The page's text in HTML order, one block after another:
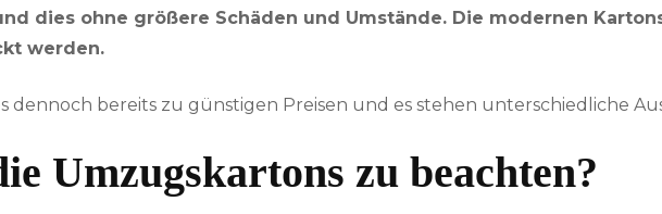
dies ohne größere Schäden und Umstände. Die modernen
werden.
dennoch bereits zu günstigen Preisen und es stehen unterschiedliche
Umzugskartons zu beachten?